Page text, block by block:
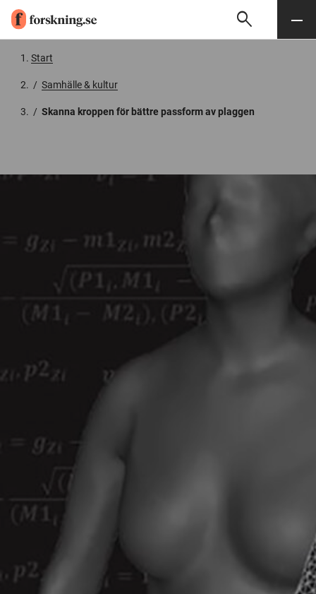
Söksearch Meny
Start
/ Samhälle & kultur
/ Skanna kroppen för bättre passform av plaggen